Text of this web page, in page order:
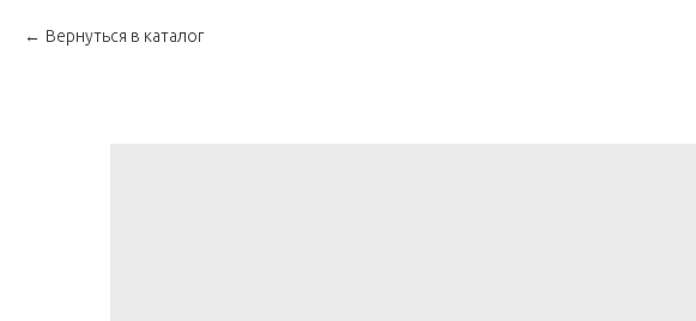
Вернуться в каталог